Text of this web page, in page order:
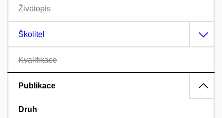
Životopis
Školitel
Kvalifikace
Publikace
Druh